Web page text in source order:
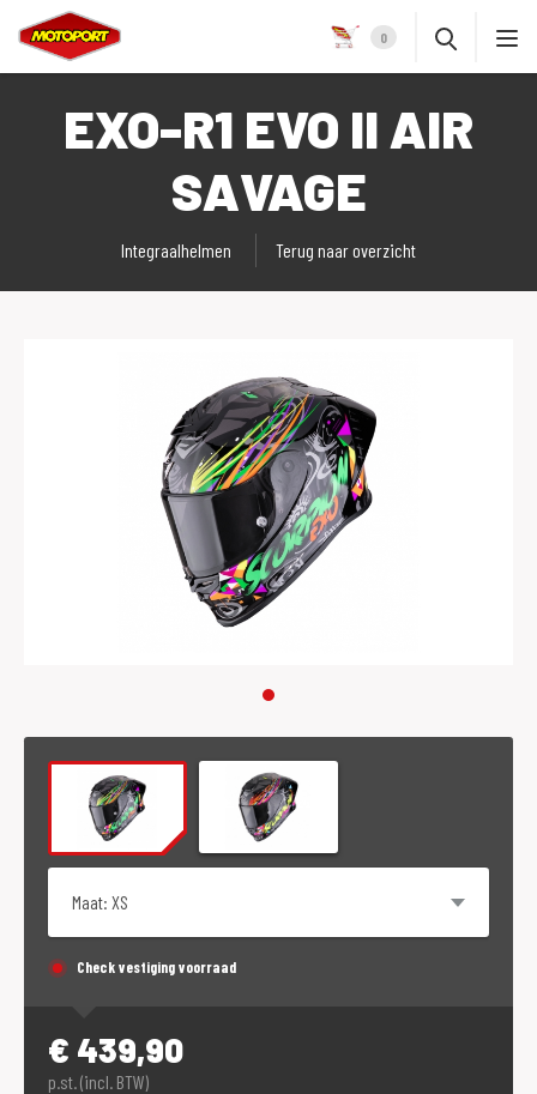
0
EXO-R1 EVO II AIR
SAVAGE
Integraalhelmen Terug naar overzicht
Check vestiging voorraad
€ 439,90
p.st. (incl. BTW)